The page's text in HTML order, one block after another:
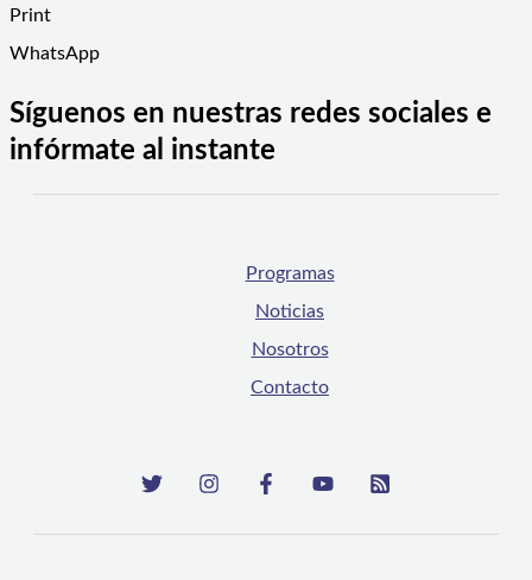
Print
WhatsApp
Síguenos en nuestras redes sociales e
infórmate al instante
Programas
Noticias
Nosotros
Contacto